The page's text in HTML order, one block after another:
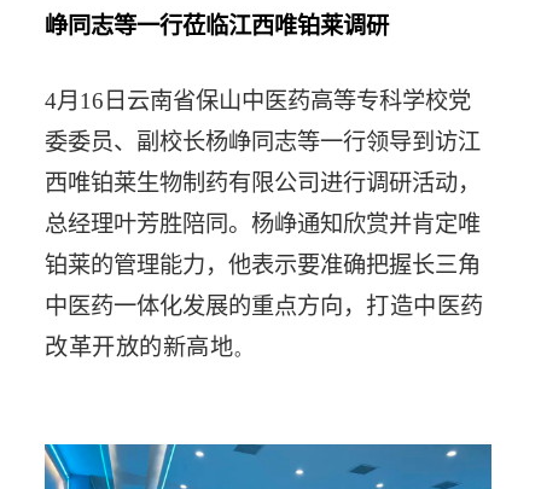
峥同志等一行莅临江西唯铂莱调研
4月16日 云南省保山中医药高等专科学校党
委委员、副校长杨峥同志等一行领导到访江
西唯铂莱生物制 药有限公司进行调研活动，
总经理叶芳胜陪同。杨峥通知欣赏并肯定唯
铂莱的管理能力，他表示要准确把握长三角
中医药一体化发展的重点方向， 打造中医药
改革开放的新高地。